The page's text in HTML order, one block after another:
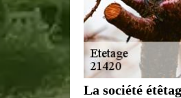
La société